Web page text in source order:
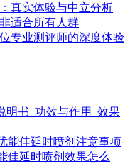
真实体验与中立分析
适合所有人群
专业测评师的深度体验
明书_功效与作用_效果
能佳延时喷剂注意事项
佳延时喷剂效果怎么